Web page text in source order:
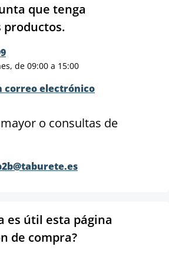
que tenga
productos.
de 09:00 a 15:00
correo electrónico
o consultas de
es útil esta página
de compra?